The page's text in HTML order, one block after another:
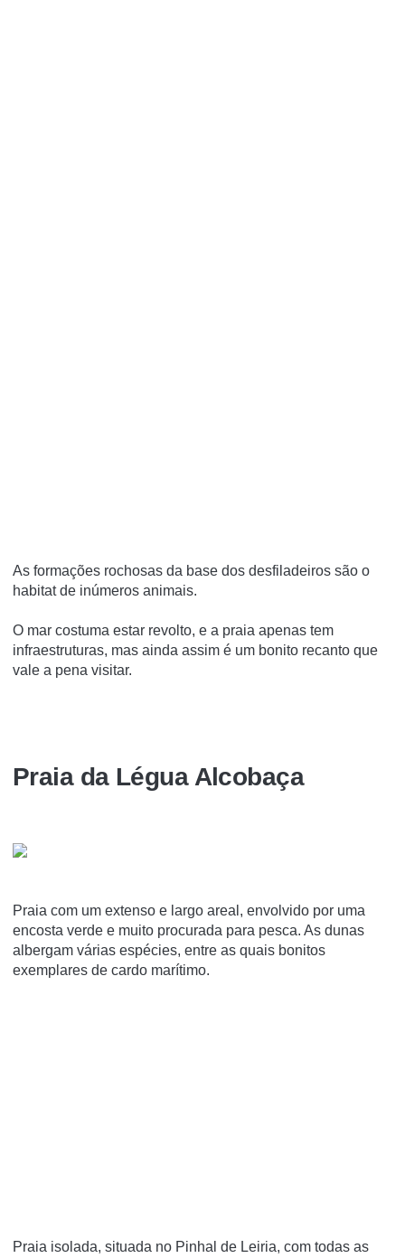
As formações rochosas da base dos desfiladeiros são o
habitat de inúmeros animais.
O mar costuma estar revolto, e a praia apenas tem
infraestruturas, mas ainda assim é um bonito recanto que
vale a pena visitar.
Praia da Légua Alcobaça
Praia com um extenso e largo areal, envolvido por uma
encosta verde e muito procurada para pesca. As dunas
albergam várias espécies, entre as quais bonitos
exemplares de cardo marítimo.
Praia isolada, situada no Pinhal de Leiria, com todas as